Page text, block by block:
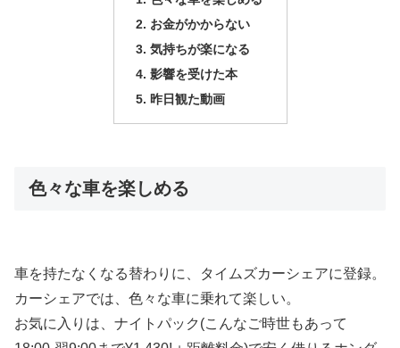
お金がかからない
気持ちが楽になる
影響を受けた本
昨日観た動画
色々な車を楽しめる
車を持たなくなる替わりに、タイムズカーシェアに登録。
カーシェアでは、色々な車に乗れて楽しい。
お気に入りは、ナイトパック(こんなご時世もあって